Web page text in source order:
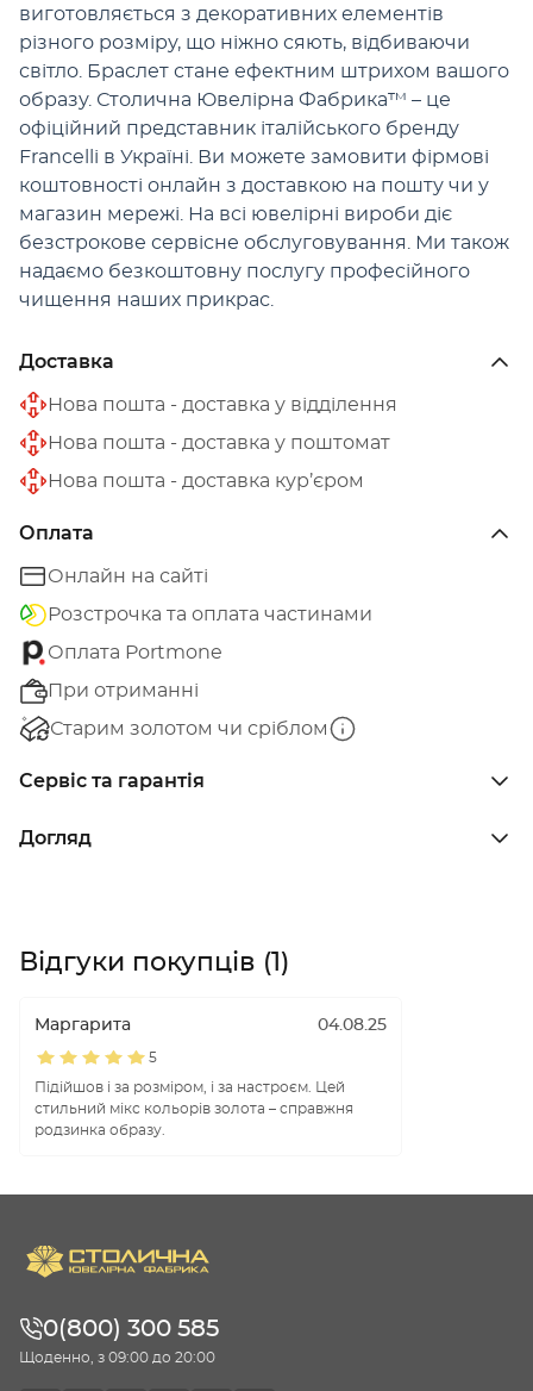
виготовляється з декоративних елементів
різного розміру, що ніжно сяють, відбиваючи
світло. Браслет стане ефектним штрихом вашого
образу. Столична Ювелірна Фабрика™ – це
офіційний представник італійського бренду
Francelli в Україні. Ви можете замовити фірмові
коштовності онлайн з доставкою на пошту чи у
магазин мережі. На всі ювелірні вироби діє
безстрокове сервісне обслуговування. Ми також
надаємо безкоштовну послугу професійного
чищення наших прикрас.
Доставка
Нова пошта - доставка у відділення
Нова пошта - доставка у поштомат
Нова пошта - доставка кур’єром
Оплата
Онлайн на сайті
Розстрочка та оплата частинами
Оплата Portmone
При отриманні
Старим золотом чи сріблом
Сервіс та гарантія
Догляд
Відгуки покупців (1)
Маргарита 04.08.25
5
Підійшов і за розміром, і за настроєм. Цей
стильний мікс кольорів золота – справжня
родзинка образу.
0(800) 300 585
Щоденно, з 09:00 до 20:00